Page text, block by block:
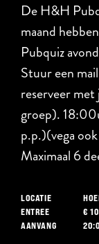
De H&H
maand
Pubquiz
Stuur een
reserveer
groep).
p.p.)(vega
Maximaal 6
LOCATIE
ENTREE
€ 10
AANVANG